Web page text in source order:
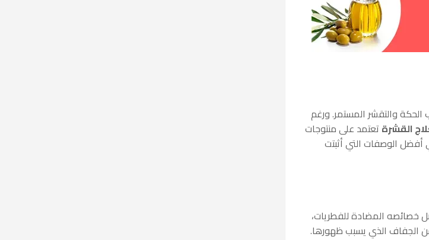
والتقشر المستمر. ورغم
القشرة تعتمد على منتوجات
أفضل الوصفات التي أثبتت
خصائصه المضادة للفطريات،
الجفاف الذي يسبب ظهورها.